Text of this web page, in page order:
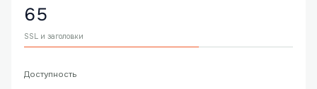
65
SSL и заголовки
Доступность